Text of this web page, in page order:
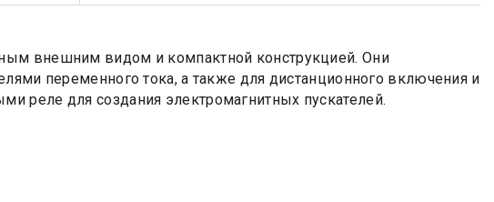
внешним видом и компактной конструкцией. Они
переменного тока, а также для дистанционного включения и
реле для создания электромагнитных пускателей.